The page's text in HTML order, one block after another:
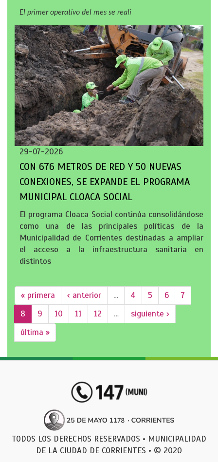
El primer operativo del mes se reali
29-07-2026
CON 676 METROS DE RED Y 50 NUEVAS
CONEXIONES, SE EXPANDE EL PROGRAMA
MUNICIPAL CLOACA SOCIAL
El programa Cloaca Social continúa consolidándose
como una de las principales políticas de la
Municipalidad de Corrientes destinadas a ampliar
el acceso a la infraestructura sanitaria en
distintos
« primera ‹ anterior … 4 5 6
7
8
9 10 11 12 …
siguiente ›
última »
TODOS LOS DERECHOS RESERVADOS • MUNICIPALIDAD
DE LA CIUDAD DE CORRIENTES • © 2020